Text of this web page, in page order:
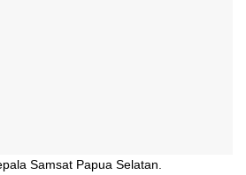
Samsat Papua Selatan.